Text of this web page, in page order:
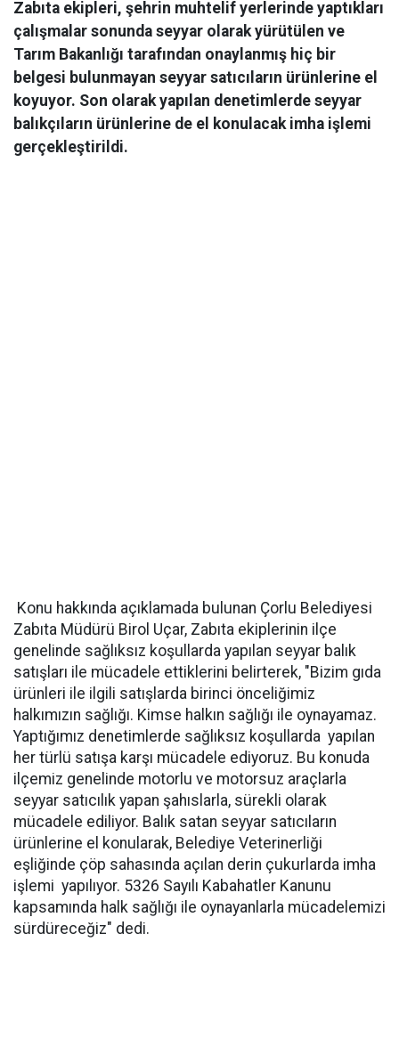
Zabıta ekipleri, şehrin muhtelif yerlerinde yaptıkları
çalışmalar sonunda seyyar olarak yürütülen ve
Tarım Bakanlığı tarafından onaylanmış hiç bir
belgesi bulunmayan seyyar satıcıların ürünlerine el
koyuyor. Son olarak yapılan denetimlerde seyyar
balıkçıların ürünlerine de el konulacak imha işlemi
gerçekleştirildi.
Konu hakkında açıklamada bulunan Çorlu Belediyesi
Zabıta Müdürü Birol Uçar, Zabıta ekiplerinin ilçe
genelinde sağlıksız koşullarda yapılan seyyar balık
satışları ile mücadele ettiklerini belirterek, "Bizim gıda
ürünleri ile ilgili satışlarda birinci önceliğimiz
halkımızın sağlığı. Kimse halkın sağlığı ile oynayamaz.
Yaptığımız denetimlerde sağlıksız koşullarda yapılan
her türlü satışa karşı mücadele ediyoruz. Bu konuda
ilçemiz genelinde motorlu ve motorsuz araçlarla
seyyar satıcılık yapan şahıslarla, sürekli olarak
mücadele ediliyor. Balık satan seyyar satıcıların
ürünlerine el konularak, Belediye Veterinerliği
eşliğinde çöp sahasında açılan derin çukurlarda imha
işlemi yapılıyor. 5326 Sayılı Kabahatler Kanunu
kapsamında halk sağlığı ile oynayanlarla mücadelemizi
sürdüreceğiz" dedi.